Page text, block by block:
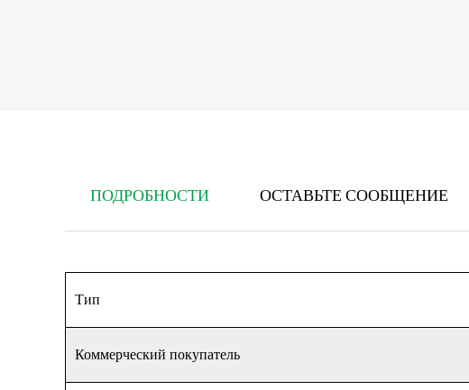
ПОДРОБНОСТИ ОСТАВЬТЕ СООБЩЕНИЕ
Тип
Коммерческий покупатель